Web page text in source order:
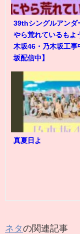
39thシングルアンダ
やら荒れているも
木坂46・乃木坂工事
坂配信中】
真夏日よ
ネタの関連記事